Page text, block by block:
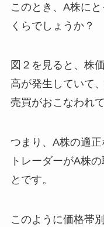
このとき、A株に
くらでしょうか？
図２を見ると、株
高が発生していて
売買がおこなわれ
つまり、A株の適
トレーダーがA株
とです。
このように価格帯